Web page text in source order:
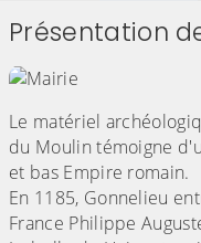
Présentation
Le matériel
du Moulin témoigne
et bas Empire romain.
En 1185, Gonnelieu
France Philippe